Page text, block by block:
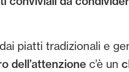
piatti tradizionali e
dell’attenzione c’è un